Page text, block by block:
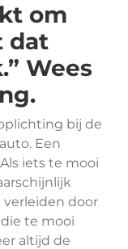
om
dat
Wees
bij de
Een
iets te mooi
verleiden door
te mooi
altijd de